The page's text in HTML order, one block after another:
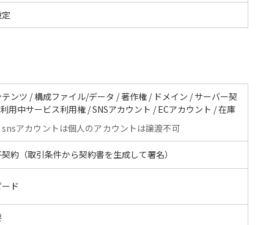
ンツ / 構成ファイル/データ / 著作権 / ドメイン / サーバー契
用中サービス利用権 / SNSアカウント / ECアカウント / 在庫
snsアカウントは個人のアカウントは譲渡不可
約（取引条件から契約書を生成して署名）
ド